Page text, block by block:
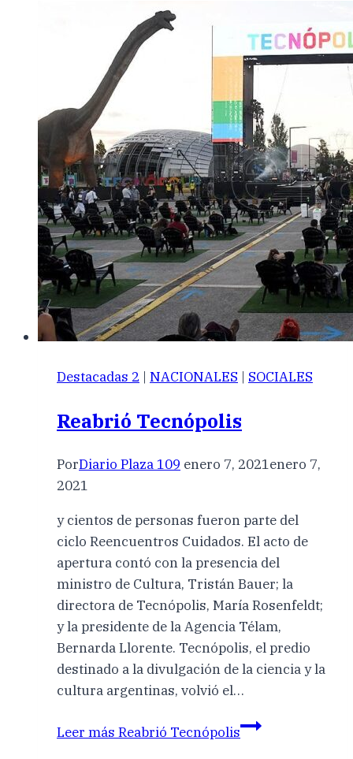
Destacadas 2 | NACIONALES | SOCIALES
Reabrió Tecnópolis
PorDiario Plaza 109 enero 7, 2021enero 7,
2021
y cientos de personas fueron parte del
ciclo Reencuentros Cuidados. El acto de
apertura contó con la presencia del
ministro de Cultura, Tristán Bauer; la
directora de Tecnópolis, María Rosenfeldt;
y la presidente de la Agencia Télam,
Bernarda Llorente. Tecnópolis, el predio
destinado a la divulgación de la ciencia y la
cultura argentinas, volvió el…
Leer más Reabrió Tecnópolis